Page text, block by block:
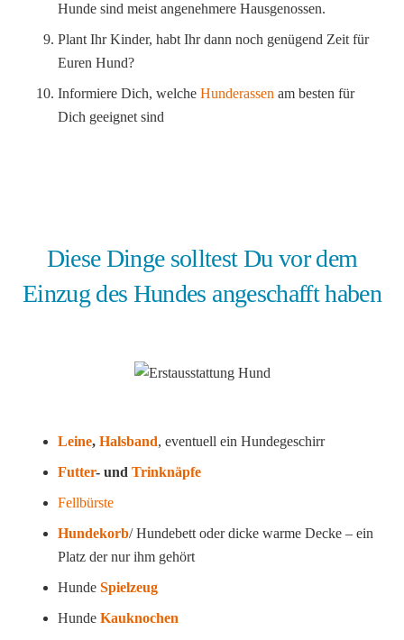
Hunde sind meist angenehmere Hausgenossen.
Plant Ihr Kinder, habt Ihr dann noch genügend Zeit für
Euren Hund?
Informiere Dich, welche Hunderassen am besten für
Dich geeignet sind
Diese Dinge solltest Du vor dem
Einzug des Hundes angeschafft haben
Leine, Halsband, eventuell ein Hundegeschirr
Futter- und Trinknäpfe
Fellbürste
Hundekorb/ Hundebett oder dicke warme Decke – ein
Platz der nur ihm gehört
Hunde Spielzeug
Hunde Kauknochen